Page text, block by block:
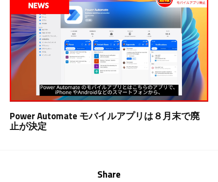
Power Automate モバイルアプリは８月末で廃
止が決定
Share